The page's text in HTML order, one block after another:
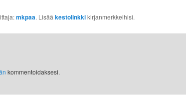
mkpaa. Lisää kestolinkkikirjanmerkkeihisi.
kommentoidaksesi.